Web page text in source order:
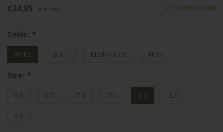
€24,95 Incl. btw Op voorraad
Color: *
White Black Black/ Koper Navy
Size: *
6.0 6.5 7.0 7.5 8.0 8.5
9.0